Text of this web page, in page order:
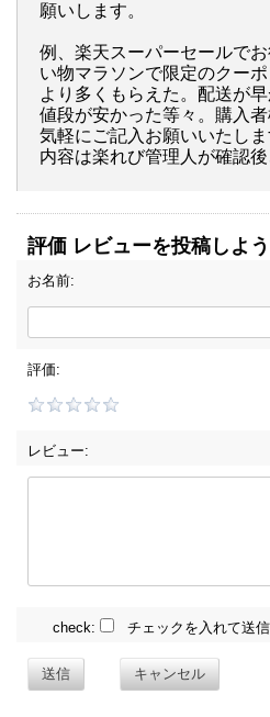
願いします。
例、楽天スーパーセールで
い物マラソンで限定のクー
より多くもらえた。配送が
値段が安かった等々。購入
気軽にご記入お願いいたし
内容は楽れび管理人が確認後
評価 レビューを投稿しよう
お名前:
評価:
レビュー:
check: チェックを入れて送信
送信 キャンセル